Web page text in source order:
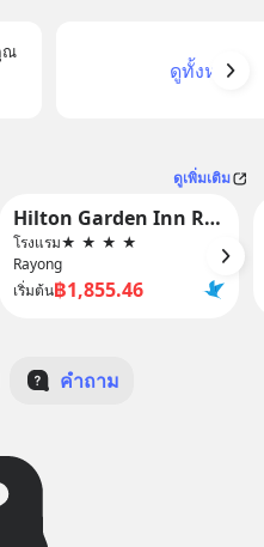
ณ
ดูทั้งหมด
ดูเพิ่มเติม
Hilton Garden Inn Rayong
โรงแรม★ ★ ★ ★
Rayong
เริ่มต้น฿1,855.46
คำถาม